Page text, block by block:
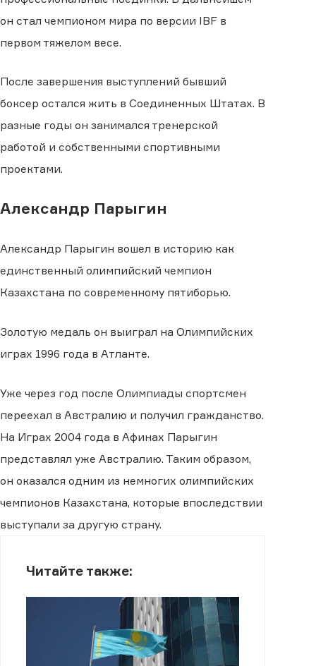
он стал чемпионом мира по версии IBF в
первом тяжелом весе.
После завершения выступлений бывший
боксер остался жить в Соединенных Штатах. В
разные годы он занимался тренерской
работой и собственными спортивными
проектами.
Александр Парыгин
Александр Парыгин вошел в историю как
единственный олимпийский чемпион
Казахстана по современному пятиборью.
Золотую медаль он выиграл на Олимпийских
играх 1996 года в Атланте.
Уже через год после Олимпиады спортсмен
переехал в Австралию и получил гражданство.
На Играх 2004 года в Афинах Парыгин
представлял уже Австралию. Таким образом,
он оказался одним из немногих олимпийских
чемпионов Казахстана, которые впоследствии
выступали за другую страну.
Читайте также: